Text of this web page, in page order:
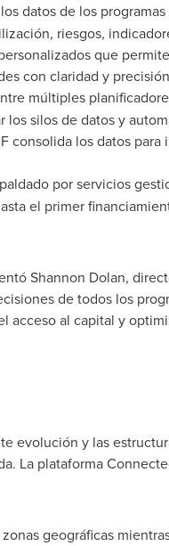
datos de los programas
riesgos,
que
con claridad y
múltiples
los silos de datos y
los datos para
por servicios
el primer
Shannon Dolan,
de todos los
acceso al capital y
evolución y las
La plataforma
geográficas